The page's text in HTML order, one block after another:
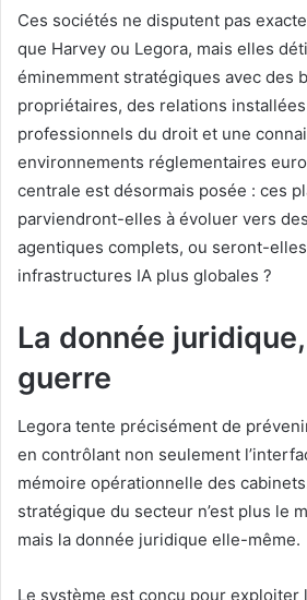
Ces sociétés ne disputent pas
que Harvey ou Legora, mais elles
éminemment stratégiques avec des
propriétaires, des relations
professionnels du droit et une
environnements réglementaires
centrale est désormais posée : ces
parviendront-elles à évoluer vers
agentiques complets, ou seront-
infrastructures IA plus globales ?
La donnée
guerre
Legora tente précisément de
en contrôlant non seulement
mémoire opérationnelle des
stratégique du secteur n’est plus le
mais la donnée juridique elle-même.
Le système est conçu pour exploiter